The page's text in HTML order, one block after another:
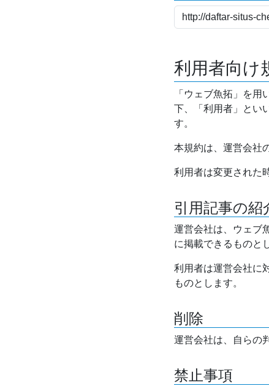
利用者向け
「ウェブ魚拓」を
下、「利用者」とい
す。
本規約は、運営会社
利用者は変更された
引用記事の紹
運営会社は、ウェブ
に掲載できるものと
利用者は運営会社に
ものとします。
削除
運営会社は、自らの
禁止事項